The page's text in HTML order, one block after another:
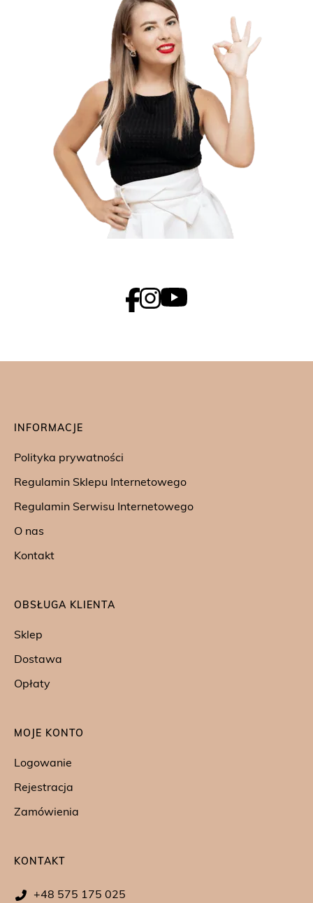
INFORMACJE
Polityka prywatności
Regulamin Sklepu Internetowego
Regulamin Serwisu Internetowego
O nas
Kontakt
OBSŁUGA KLIENTA
Sklep
Dostawa
Opłaty
MOJE KONTO
Logowanie
Rejestracja
Zamówienia
KONTAKT
+48 575 175 025